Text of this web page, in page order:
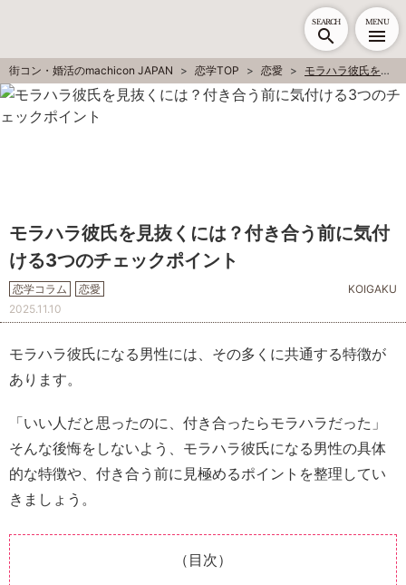
SEARCH MENU
街コン・婚活のmachicon JAPAN 恋学TOP 恋愛 モラハラ彼氏を見抜くには？付き合う前に気付ける3つのチェックポイント
モラハラ彼氏を見抜くには？付き合う前に気付
ける3つのチェックポイント
恋学コラム 恋愛
KOIGAKU
2025.11.10
モラハラ彼氏になる男性には、その多くに共通する特徴が
あります。
「いい人だと思ったのに、付き合ったらモラハラだった」
そんな後悔をしないよう、モラハラ彼氏になる男性の具体
的な特徴や、付き合う前に見極めるポイントを整理してい
きましょう。
（目次）